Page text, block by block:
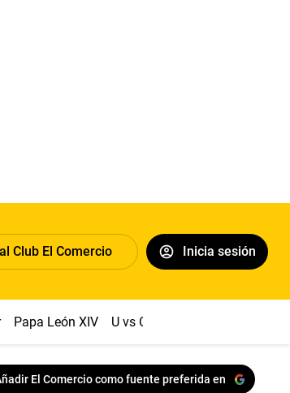
Club El Comercio Inicia sesión
Papa León XIV U vs Cristal
El Comercio como fuente preferida en